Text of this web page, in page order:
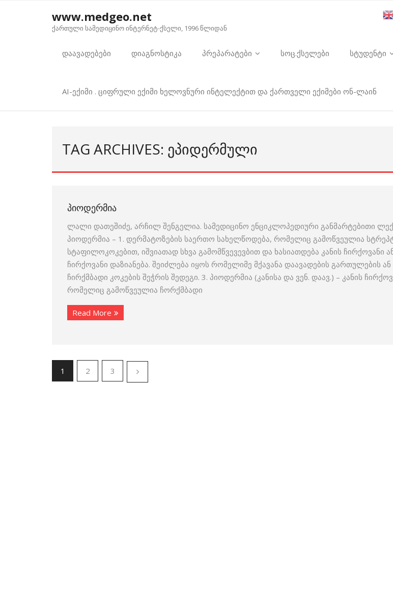
www.medgeo.net
ქართული სამედიცინო ინტერნეტ-ქსელი, 1996 წლიდან
დაავადებები დიაგნოსტიკა პრეპარატები სოც.ქსელები სტუდენტი
AI-ექიმი . ციფრული ექიმი ხელოვნური ინტელექტით და ქართველი ექიმები ონ-ლაინ
TAG ARCHIVES: ᲔᲞᲘᲓᲔᲠᲛᲣᲚᲘ
ᲞᲘᲝᲓᲔᲠᲛᲘᲐ
ლალი დათეშიძე, არჩილ შენგელია. სამედიცინო ენციკლოპედიური განმარტებითი
პიოდერმია – 1. დერმატოზების საერთო სახელწოდება, რომელიც გამოწვეულია
სტაფილოკოკებით, იშვიათად სხვა გამომწვევევბით და ხასიათდება კანის ჩირქოვანი
ჩირქოვანი დაზიანება. შეიძლება იყოს რომელიმე მქავანა დაავადების გართულების ან
ჩირქმბადი კოკების შეჭრის შედეგი. 3. პიოდერმია (კანისა და ვენ. დაავ.) – კანის
რომელიც გამოწვეულია ჩორქმბადი
Read More
1 2 3